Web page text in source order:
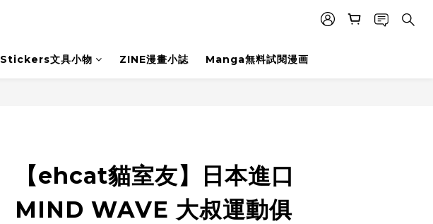
Stickers文具小物 ZINE漫畫小誌 Manga無料試閱漫画
【ehcat貓室友】日本進口
MIND WAVE 大叔運動俱